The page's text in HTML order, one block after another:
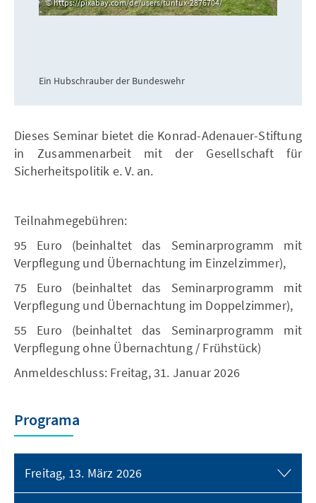
https://pixabay.com/de/users/tunfux-2876704/
Ein Hubschrauber der Bundeswehr
Dieses Seminar bietet die Konrad-Adenauer-Stiftung
in Zusammenarbeit mit der Gesellschaft für
Sicherheitspolitik e. V. an.
Teilnahmegebühren:
95 Euro (beinhaltet das Seminarprogramm mit
Verpflegung und Übernachtung im Einzelzimmer),
75 Euro (beinhaltet das Seminarprogramm mit
Verpflegung und Übernachtung im Doppelzimmer),
55 Euro (beinhaltet das Seminarprogramm mit
Verpflegung ohne Übernachtung / Frühstück)
Anmeldeschluss: Freitag, 31. Januar 2026
Programa
Freitag, 13. März 2026